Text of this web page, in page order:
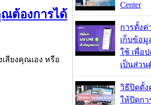
ณต้องการได้
เสียงคุณเอง หรือ
Center
การตั้งค่
เก็บข้อ
ใช้ เพื่อ
เป็นส่ว
วิธีปิดตั้
ให้ปิดกา